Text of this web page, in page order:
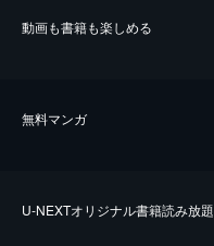
動画も書籍も楽しめる
無料マンガ
U-NEXTオリジナル書籍読み放題